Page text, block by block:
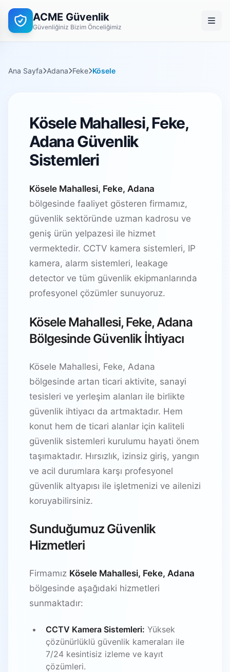
ACME Güvenlik
Güvenliğiniz Bizim Önceliğimiz
Ana Sayfa Adana Feke Kösele
Kösele Mahallesi, Feke,
Adana Güvenlik
Sistemleri
Kösele Mahallesi, Feke, Adana
bölgesinde faaliyet gösteren firmamız,
güvenlik sektöründe uzman kadrosu ve
geniş ürün yelpazesi ile hizmet
vermektedir. CCTV kamera sistemleri, IP
kamera, alarm sistemleri, leakage
detector ve tüm güvenlik ekipmanlarında
profesyonel çözümler sunuyoruz.
Kösele Mahallesi, Feke, Adana
Bölgesinde Güvenlik İhtiyacı
Kösele Mahallesi, Feke, Adana
bölgesinde artan ticari aktivite, sanayi
tesisleri ve yerleşim alanları ile birlikte
güvenlik ihtiyacı da artmaktadır. Hem
konut hem de ticari alanlar için kaliteli
güvenlik sistemleri kurulumu hayati önem
taşımaktadır. Hırsızlık, izinsiz giriş, yangın
ve acil durumlara karşı profesyonel
güvenlik altyapısı ile işletmenizi ve ailenizi
koruyabilirsiniz.
Sunduğumuz Güvenlik
Hizmetleri
Firmamız Kösele Mahallesi, Feke, Adana
bölgesinde aşağıdaki hizmetleri
sunmaktadır:
CCTV Kamera Sistemleri: Yüksek
çözünürlüklü güvenlik kameraları ile
7/24 kesintisiz izleme ve kayıt
çözümleri.